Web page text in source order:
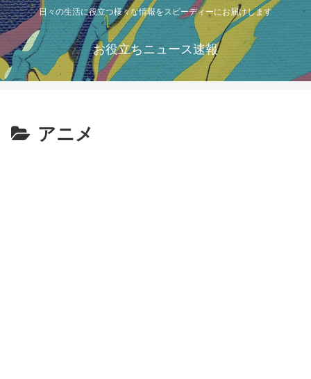
日々の生活に役立つ様々な情報をスピーディーにお届けします
お役立ちニュース速報
アニメ